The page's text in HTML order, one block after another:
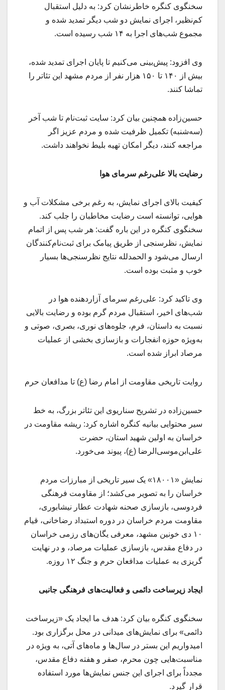
سخنگوی کنگره خاطرنشان کرد: به دلیل استقبال
کم‌نظیر، اجرای نمایش دو شب دیگر تمدید شده و
مجموع شب‌های اجرا به ۱۴ شب رسیده است.
وی افزود: پیش‌بینی می‌کنیم تا پایان اجرای تمدید شده،
بیش از ۱۴۰ تا ۱۵۰ هزار نفر از مردم مشهد این تئاتر را
تماشا کنند.
حسین‌زاده همچنین بیان کرد: سایت ثبت‌نام تا شب آخر
(سه‌شنبه) تکمیل ظرفیت شده و مردم عزیز اگر
مراجعه کنند، دیگر امکان تهیه بلیط نخواهند داشت.
رضایت بالا علی‌رغم سرمای هوا
کیفیت بالای اجرای نمایش، به رغم برخی مشکلات آب و
هوایی، توانسته است رضایت مخاطبان را جلب کند.
سخنگوی کنگره در این باره گفت: هر شب پس از اتمام
نمایش، نظرسنجی از طریق پیامک برای ثبت‌نام‌کنندگان
ارسال می‌شود و الحمدلله نتایج نظرسنجی‌ها بسیار
خوب و مثبت بوده است.
وی تاکید کرد: علی‌رغم سرمای آزاردهنده هوا در
شب‌های اخیر، استقبال مردم گرم بوده و رضایت بالایی
نسبت به داستان، فرم، جلوه‌های نوری، بصری، صوتی و
به‌ویژه حوزه انفجارات و بازسازی بخشی از عملیات
مرصاد ابراز شده است.
روایت تاریخی مقاومت از امام رضا (ع) تا مدافعان حرم
حسین‌زاده در تشریح سناریوی این تئاتر بزرگ، به خط
سیر محتوایی بیانیه کنگره اشاره کرد: ریشه مقاومت در
خراسان به اولین شهید استان، حضرت
علی‌ابن‌موسی‌الرضا (ع)، پیوند می‌خورد.
نمایش «۱۸۰۰۱» یک سیر تاریخی از مبارزات مردم
خراسان را به تصویر می‌کشد؛ از مقاومت فرهنگی
فردوسی، بازسازی صحنه شهادت عطار نیشابوری،
مقاومت مردم خراسان در دوره استبداد رضاخانی، قیام
۱۰ دی خونین مشهد، معرفی یگان‌های رزمی خراسان
در دفاع مقدس، بازسازی عملیات مرصاد، و در نهایت
گریزی به عملیات مدافعان حرم و جنگ ۱۲ روزه.
ایجاد زیرساخت دائمی و فعالیت‌های فرهنگی جانبی
سخنگوی کنگره بیان کرد: هدف ما ایجاد یک «زیرساخت
دائمی» برای نمایش‌های میدانی در محل برگزاری بود.
امیدواریم این بستر در سال‌ها و ماه‌های آتی، به ویژه در
مناسبت‌هایی چون محرم، صفر و هفته دفاع مقدس،
مجدداً برای اجرای این جنس نمایش‌ها مورد استفاده
قرار گیرد.